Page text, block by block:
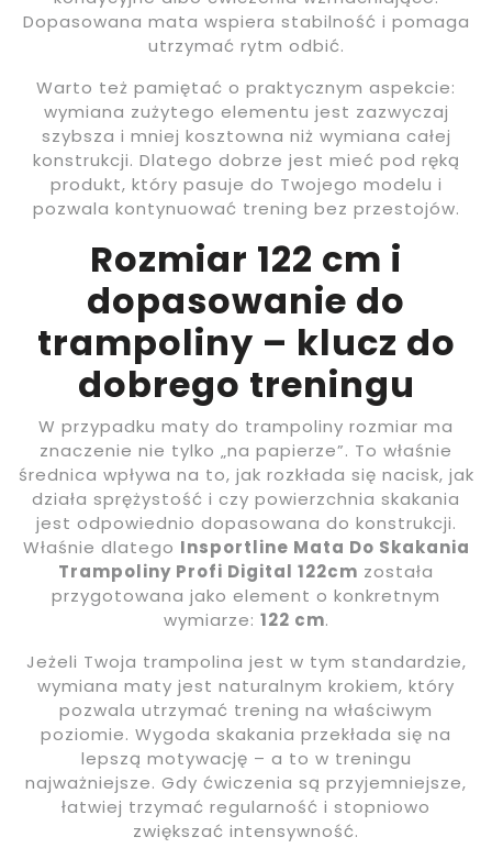
Dopasowana mata wspiera stabilność i pomaga
utrzymać rytm odbić.
Warto też pamiętać o praktycznym aspekcie:
wymiana zużytego elementu jest zazwyczaj
szybsza i mniej kosztowna niż wymiana całej
konstrukcji. Dlatego dobrze jest mieć pod ręką
produkt, który pasuje do Twojego modelu i
pozwala kontynuować trening bez przestojów.
Rozmiar 122 cm i
dopasowanie do
trampoliny – klucz do
dobrego treningu
W przypadku maty do trampoliny rozmiar ma
znaczenie nie tylko „na papierze”. To właśnie
średnica wpływa na to, jak rozkłada się nacisk, jak
działa sprężystość i czy powierzchnia skakania
jest odpowiednio dopasowana do konstrukcji.
Właśnie dlatego Insportline Mata Do Skakania
Trampoliny Profi Digital 122cm została
przygotowana jako element o konkretnym
wymiarze: 122 cm.
Jeżeli Twoja trampolina jest w tym standardzie,
wymiana maty jest naturalnym krokiem, który
pozwala utrzymać trening na właściwym
poziomie. Wygoda skakania przekłada się na
lepszą motywację – a to w treningu
najważniejsze. Gdy ćwiczenia są przyjemniejsze,
łatwiej trzymać regularność i stopniowo
zwiększać intensywność.